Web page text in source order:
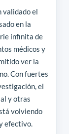
validado el
en la
infinita de
médicos y
ver la
Con fuertes
el
y otras
volviendo
efectivo.